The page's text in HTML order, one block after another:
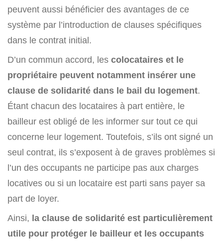
peuvent aussi bénéficier des avantages de ce
système par l’introduction de clauses spécifiques
dans le contrat initial.
D’un commun accord, les colocataires et le
propriétaire peuvent notamment insérer une
clause de solidarité dans le bail du logement.
Étant chacun des locataires à part entière, le
bailleur est obligé de les informer sur tout ce qui
concerne leur logement. Toutefois, s’ils ont signé un
seul contrat, ils s’exposent à de graves problèmes si
l’un des occupants ne participe pas aux charges
locatives ou si un locataire est parti sans payer sa
part de loyer.
Ainsi, la clause de solidarité est particulièrement
utile pour protéger le bailleur et les occupants